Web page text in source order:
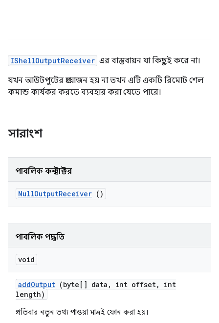
IShellOutputReceiver এর বাস্তবায়ন যা কিছুই করে না।
যখন আউটপুটের প্রয়োজন হয় না তখন এটি একটি রিমোট শেল
কমান্ড কার্যকর করতে ব্যবহার করা যেতে পারে।
সারাংশ
পাবলিক কনস্ট্রাক্টর
NullOutputReceiver ()
পাবলিক পদ্ধতি
void
addOutput (byte[] data , int offset,
int
length)
প্রতিবার নতুন তথ্য পাওয়া মাত্রই ফোন করা হয়।